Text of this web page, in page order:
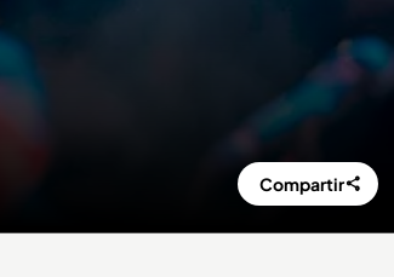
Compartir